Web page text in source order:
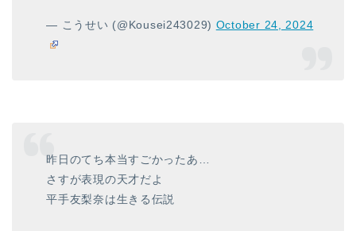
— こうせい (@Kousei243029) October 24, 2024
昨日のてち本当すごかったあ…
さすが表現の天才だよ
平手友梨奈は生きる伝説